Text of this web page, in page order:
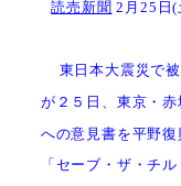
読売新聞 2 月25 日(
東日本大震災で
が２５日、東京 ・赤
への意見書を平野復
「セーブ ・ ザ ・チル